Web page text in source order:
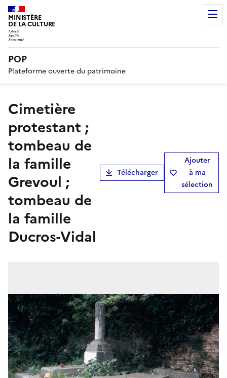
MINISTÈRE
DE LA CULTURE
POP
Plateforme ouverte du patrimoine
cimetière
protestant ;
tombeau de
la famille
Grevoul ;
tombeau de
la famille
Ducros-Vidal
Télécharger
Ajouter
à ma
sélection